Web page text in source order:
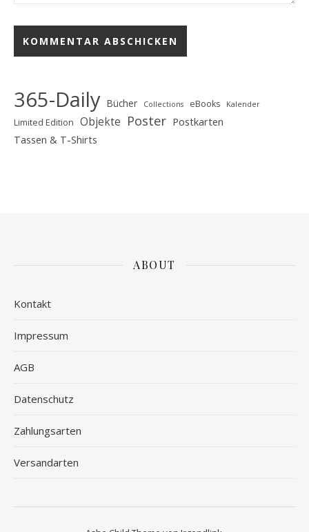
365-Daily Bücher Collections eBooks Kalender
Limited Edition Objekte Poster Postkarten
Tassen & T-Shirts
ABOUT
Kontakt
Impressum
AGB
Datenschutz
Zahlungsarten
Versandarten